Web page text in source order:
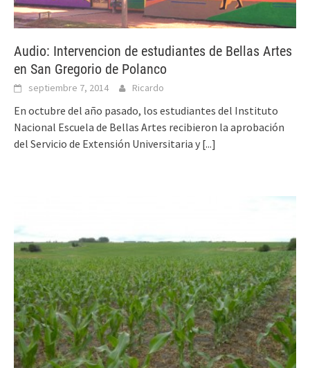
Audio: Intervencion de estudiantes de Bellas Artes
en San Gregorio de Polanco
septiembre 7, 2014 Ricardo
En octubre del año pasado, los estudiantes del Instituto
Nacional Escuela de Bellas Artes recibieron la aprobación
del Servicio de Extensión Universitaria y [...]